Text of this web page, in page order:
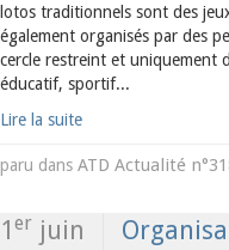
lotos traditionnels sont des
également organisés par des
cercle restreint et uniquement
éducatif, sportif...
Lire la suite
paru dans ATD Actualité
1 er juin